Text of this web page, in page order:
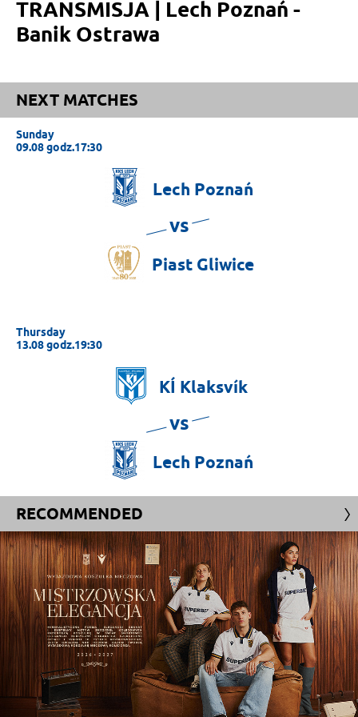
TRANSMISJA | Lech Poznań -
Banik Ostrawa
NEXT MATCHES
Sunday
09.08 godz.17:30
Lech Poznań
vs
Piast Gliwice
Thursday
13.08 godz.19:30
KÍ Klaksvík
vs
Lech Poznań
RECOMMENDED